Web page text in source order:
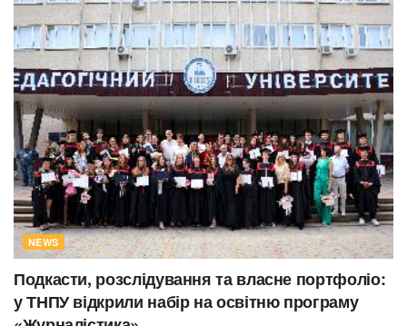
NEWS
Подкасти, розслідування та власне портфоліо:
у ТНПУ відкрили набір на освітню програму